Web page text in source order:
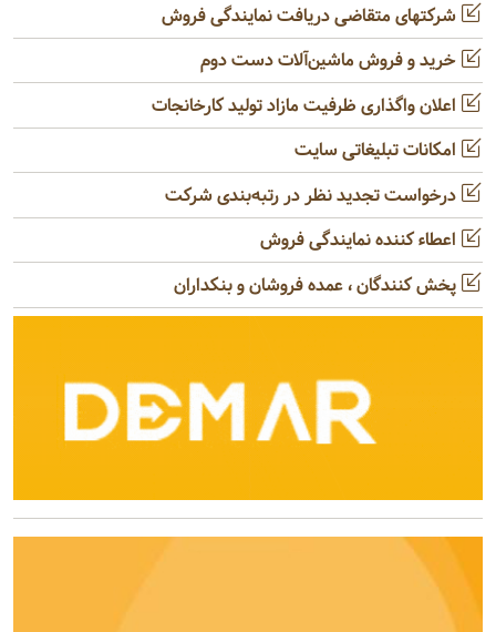
شرکتهای متقاضی دریافت نمایندگی فروش
خرید و فروش ماشین‌آلات دست دوم
اعلان واگذاری ظرفیت مازاد تولید کارخانجات
امکانات تبلیغاتی سایت
درخواست تجدید نظر در رتبه‌بندی شرکت
اعطاء کننده نمایندگی فروش
پخش کنندگان ، عمده فروشان و بنکداران